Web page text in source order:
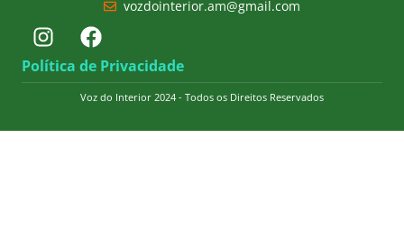
vozdointerior.am@gmail.com
Política de Privacidade
Voz do Interior 2024 - Todos os Direitos Reservados